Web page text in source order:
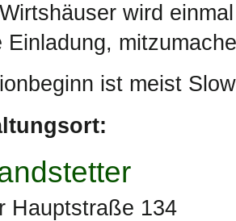
wird
Einladung,
ist meist
Hauptstraße 134